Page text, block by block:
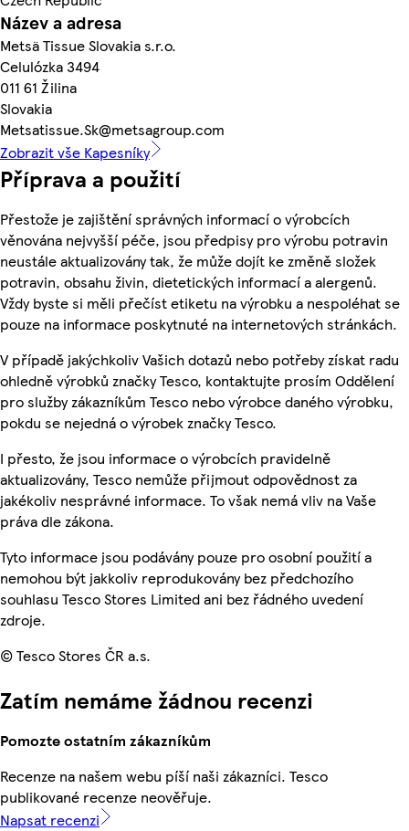
Název a adresa
Metsä Tissue Slovakia s.r.o.
Celulózka 3494
011 61 Žilina
Slovakia
Metsatissue.Sk@metsagroup.com
Zobrazit vše Kapesníky
Příprava a použití
Přestože je zajištění správných informací o výrobcích
věnována nejvyšší péče, jsou předpisy pro výrobu potravin
neustále aktualizovány tak, že může dojít ke změně složek
potravin, obsahu živin, dietetických informací a alergenů.
Vždy byste si měli přečíst etiketu na výrobku a nespoléhat se
pouze na informace poskytnuté na internetových stránkách.
V případě jakýchkoliv Vašich dotazů nebo potřeby získat radu
ohledně výrobků značky Tesco, kontaktujte prosím Oddělení
pro služby zákazníkům Tesco nebo výrobce daného výrobku,
pokdu se nejedná o výrobek značky Tesco.
I přesto, že jsou informace o výrobcích pravidelně
aktualizovány, Tesco nemůže přijmout odpovědnost za
jakékoliv nesprávné informace. To však nemá vliv na Vaše
práva dle zákona.
Tyto informace jsou podávány pouze pro osobní použití a
nemohou být jakkoliv reprodukovány bez předchozího
souhlasu Tesco Stores Limited ani bez řádného uvedení
zdroje.
© Tesco Stores ČR a.s.
Zatím nemáme žádnou recenzi
Pomozte ostatním zákazníkům
Recenze na našem webu píší naši zákazníci. Tesco
publikované recenze neověřuje.
Napsat recenzi